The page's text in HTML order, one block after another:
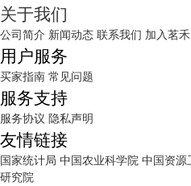
关于我们
公司简介 新闻动态 联系我们 加入茗禾
用户服务
买家指南 常见问题
服务支持
服务协议 隐私声明
友情链接
国家统计局 中国农业科学院 中国资源
研究院